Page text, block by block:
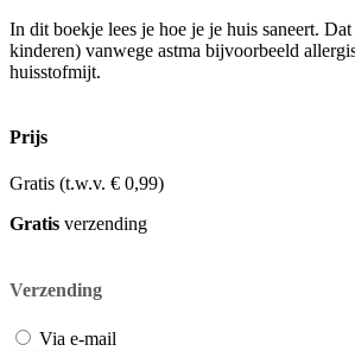
In dit boekje lees je hoe je je huis saneert.
kinderen) vanwege astma bijvoorbeeld
huisstofmijt.
Prijs
Gratis (t.w.v. € 0,99)
Gratis verzending
Verzending
Via e-mail